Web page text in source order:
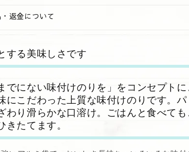
返金について
する美味しさです
でにない味付けのりを」をコンセプト
にこだわった上質な味付けのりです。パ
わり滑らかな口溶け。ごはんと食べても
きたてます。